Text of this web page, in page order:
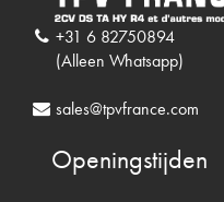
+31 6 82750894
(Alleen Whatsapp)
sales@tpvfrance.com
Openingstijden